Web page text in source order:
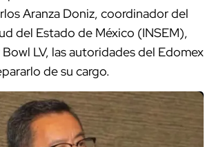
Aranza Doniz, coordinador del
del Estado de México (INSEM),
LV, las autoridades del Edomex
de su cargo.